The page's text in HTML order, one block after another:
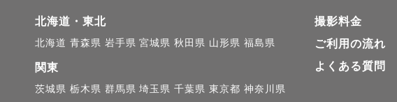
ボーン撮影について
ューボーン、ナチュラルニューボーン共に認定カメラマンです。
ばかりの、ふにゃふにゃのかわいい赤ちゃん。
北海道・東北
北海道 青森県 岩手県 宮城県 秋田県 山形県 福島県
関東
茨城県 栃木県 群馬県 埼玉県 千葉県 東京都 神奈川県
撮影料金
ご利用の流れ
よくある質問